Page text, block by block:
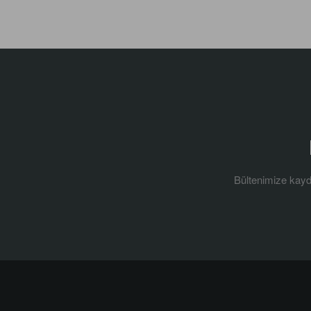
Bültenimize